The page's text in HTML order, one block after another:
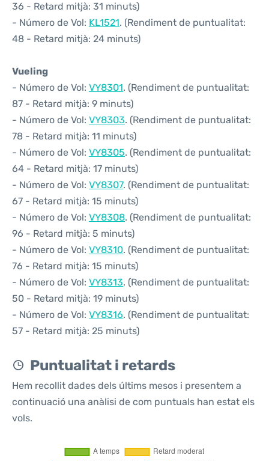
36 - Retard mitjà: 31 minuts)
- Número de Vol: KL1521. (Rendiment de puntualitat:
48 - Retard mitjà: 24 minuts)
Vueling
- Número de Vol: VY8301. (Rendiment de puntualitat:
87 - Retard mitjà: 9 minuts)
- Número de Vol: VY8303. (Rendiment de puntualitat:
78 - Retard mitjà: 11 minuts)
- Número de Vol: VY8305. (Rendiment de puntualitat:
64 - Retard mitjà: 17 minuts)
- Número de Vol: VY8307. (Rendiment de puntualitat:
67 - Retard mitjà: 15 minuts)
- Número de Vol: VY8308. (Rendiment de puntualitat:
96 - Retard mitjà: 5 minuts)
- Número de Vol: VY8310. (Rendiment de puntualitat:
76 - Retard mitjà: 15 minuts)
- Número de Vol: VY8313. (Rendiment de puntualitat:
50 - Retard mitjà: 19 minuts)
- Número de Vol: VY8316. (Rendiment de puntualitat:
57 - Retard mitjà: 25 minuts)
Puntualitat i retards
Hem recollit dades dels últims mesos i presentem a
continuació una anàlisi de com puntuals han estat els
vols.